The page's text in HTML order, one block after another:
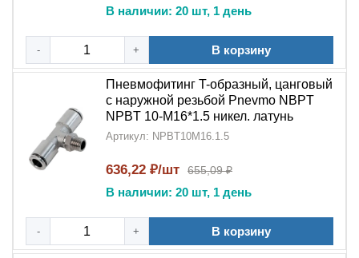
В наличии: 20 шт, 1 день
- + В корзину
Пневмофитинг T-образный, цанговый
с наружной резьбой Pnevmo NBPT
NPBT 10-M16*1.5 никел. латунь
Артикул: NPBT10M16.1.5
636,22 ₽/шт 655,09 ₽
В наличии: 20 шт, 1 день
- + В корзину